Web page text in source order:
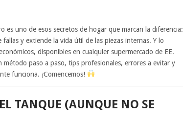
es uno de esos secretos de hogar que marcan la diferencia:
y extiende la vida útil de las piezas internas. Y lo
disponibles en cualquier supermercado de EE.
paso a paso, tips profesionales, errores a evitar y
funciona. ¡Comencemos!
TANQUE (AUNQUE NO SE